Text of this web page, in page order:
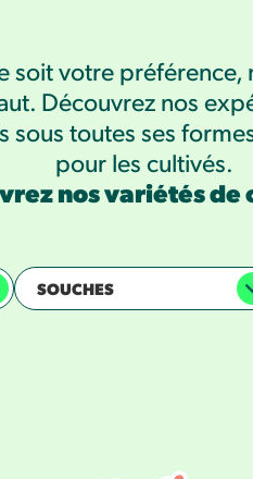
soit votre préférence,
Découvrez nos
sous toutes ses
pour les cultivés.
nos variétés de
SOUCHES